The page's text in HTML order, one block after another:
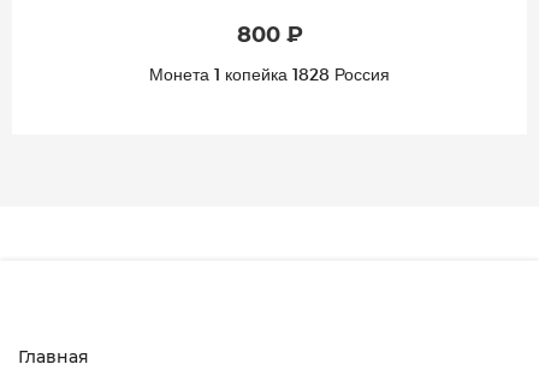
800 ₽
Монета 1 копейка 1828 Россия
Главная